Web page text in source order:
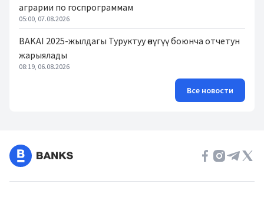
аграрии по госпрограммам
05:00, 07.08.2026
BAKAI 2025-жылдагы Туруктуу өнүгүү боюнча отчетун
жарыялады
08:19, 06.08.2026
Все новости